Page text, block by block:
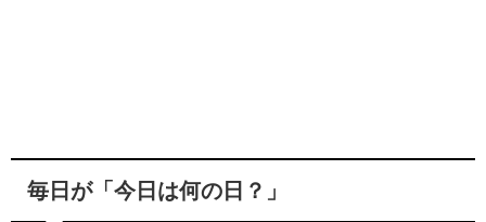
毎日が「今日は何の日？」